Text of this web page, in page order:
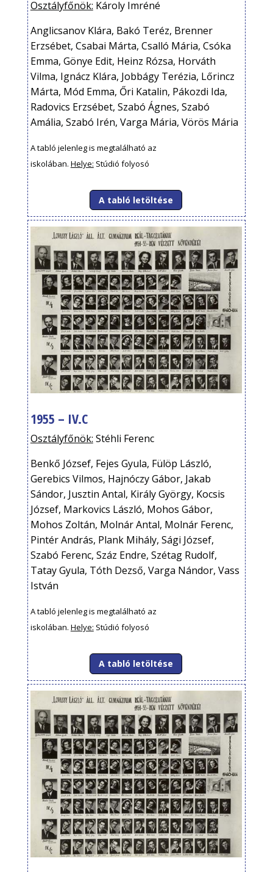
Osztályfőnök: Károly Imréné
Anglicsanov Klára, Bakó Teréz, Brenner
Erzsébet, Csabai Márta, Csalló Mária, Csóka
Emma, Gönye Edit, Heinz Rózsa, Horváth
Vilma, Ignácz Klára, Jobbágy Terézia, Lőrincz
Márta, Mód Emma, Őri Katalin, Pákozdi Ida,
Radovics Erzsébet, Szabó Ágnes, Szabó
Amália, Szabó Irén, Varga Mária, Vörös Mária
A tabló jelenleg is megtalálható az
iskolában. Helye: Stúdió folyosó
A tabló letöltése
1955 – IV.C
Osztályfőnök: Stéhli Ferenc
Benkő József, Fejes Gyula, Fülöp László,
Gerebics Vilmos, Hajnóczy Gábor, Jakab
Sándor, Jusztin Antal, Király György, Kocsis
József, Markovics László, Mohos Gábor,
Mohos Zoltán, Molnár Antal, Molnár Ferenc,
Pintér András, Plank Mihály, Sági József,
Szabó Ferenc, Száz Endre, Szétag Rudolf,
Tatay Gyula, Tóth Dezső, Varga Nándor, Vass
István
A tabló jelenleg is megtalálható az
iskolában. Helye: Stúdió folyosó
A tabló letöltése